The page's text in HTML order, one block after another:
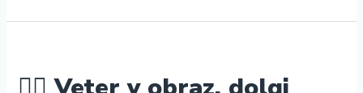
prijavni